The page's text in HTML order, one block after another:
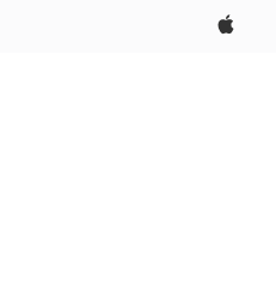
Apple